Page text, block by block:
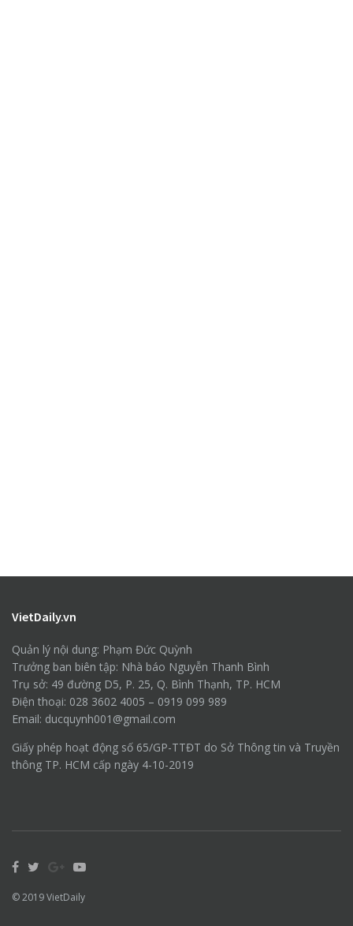
VietDaily.vn
Quản lý nội dung: Phạm Đức Quỳnh
Trưởng ban biên tập: Nhà báo Nguyễn Thanh Bình
Trụ sở: 49 đường D5, P. 25, Q. Bình Thạnh, TP. HCM
Điện thoại: 028 3602 4005 – 0919 099 989
Email: ducquynh001@gmail.com
Giấy phép hoạt động số 65/GP-TTĐT do Sở Thông tin và Truyền
thông TP. HCM cấp ngày 4-10-2019
© 2019VietDaily